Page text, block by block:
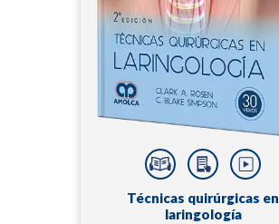
Técnicas quirúrgicas en
laringología